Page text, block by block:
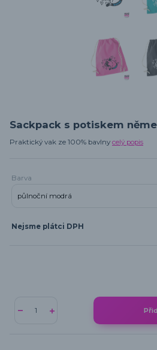
Sackpack s potiskem
Praktický vak ze 100% bavlny celý popis
Barva
Nejsme plátci DPH